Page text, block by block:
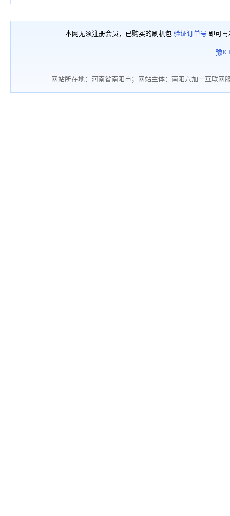
本网无须注册会员，已购买的刷机包 验证订单号 即可
豫
网站所在地：河南省南阳市；网站主体：南阳六加一互联